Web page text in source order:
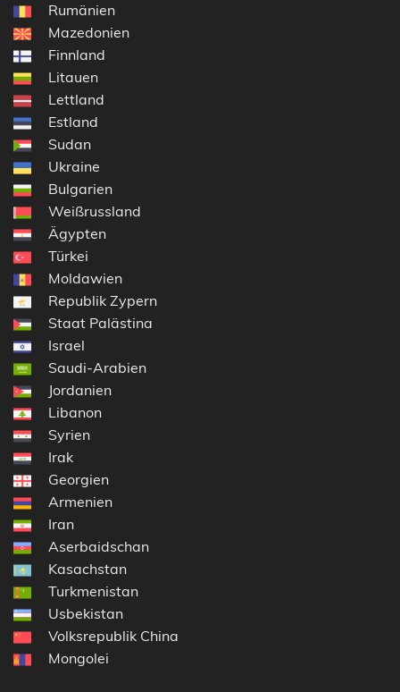
Rumänien
Mazedonien
Finnland
Litauen
Lettland
Estland
Sudan
Ukraine
Bulgarien
Weißrussland
Ägypten
Türkei
Moldawien
Republik Zypern
Staat Palästina
Israel
Saudi-Arabien
Jordanien
Libanon
Syrien
Irak
Georgien
Armenien
Iran
Aserbaidschan
Kasachstan
Turkmenistan
Usbekistan
Volksrepublik China
Mongolei